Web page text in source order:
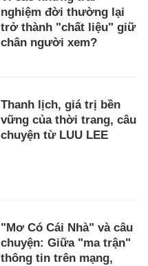
nghiệm đời thường lại
trở thành "chất liệu" giữ
chân người xem?
Thanh lịch, giá trị bền
vững của thời trang, câu
chuyện từ LUU LEE
"Mơ Có Cái Nhà" và câu
chuyện: Giữa "ma trận"
thông tin trên mạng,